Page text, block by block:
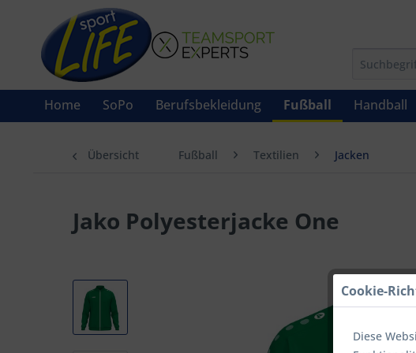
Home SoPo Berufsbekleidung Fußball Handball
Übersicht Fußball Textilien Jacken
Jako Polyesterjacke One
Cookie-
Diese